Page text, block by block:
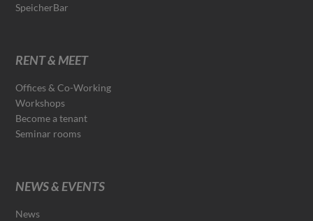
SpeicherBar
RENT & MEET
Offices & Co-Working
Workshops
Become a tenant
Seminar rooms
NEWS & EVENTS
News